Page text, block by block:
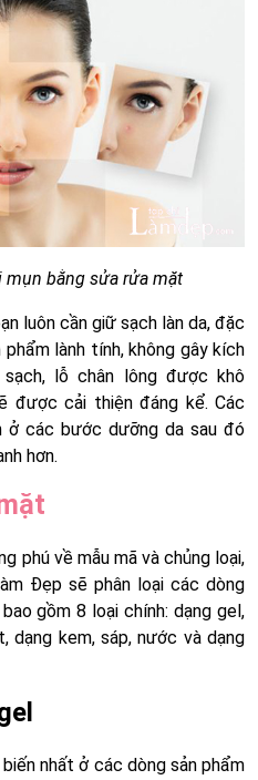
mụn bằng sửa rửa mặt
luôn cần giữ sạch làn da, đặc
lành tính, không gây kích
lỗ chân lông được khô
được cải thiện đáng kể. Các
ở các bước dưỡng da sau đó
hơn.
phú về mẫu mã và chủng loại,
Đẹp sẽ phân loại các dòng
gồm 8 loại chính: dạng gel,
dạng kem, sáp, nước và dạng
nhất ở các dòng sản phẩm